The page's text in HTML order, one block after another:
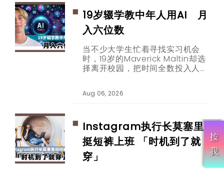
19岁辍学教中年人用AI 月
入六位数
当不少大学生忙着寻找实习机会
时，19岁的Maverick Maltin却选
择离开校园，把时间全数投入人工
ChatGPT等AI工具，并靠品牌合
Aug 06, 2026
Instagram执行长莫塞里
挺短裤上班 「时机到了就
穿」